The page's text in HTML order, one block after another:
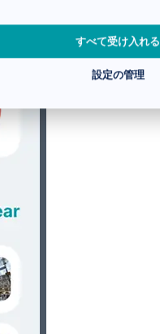
すべて受け入れる
設定の管理